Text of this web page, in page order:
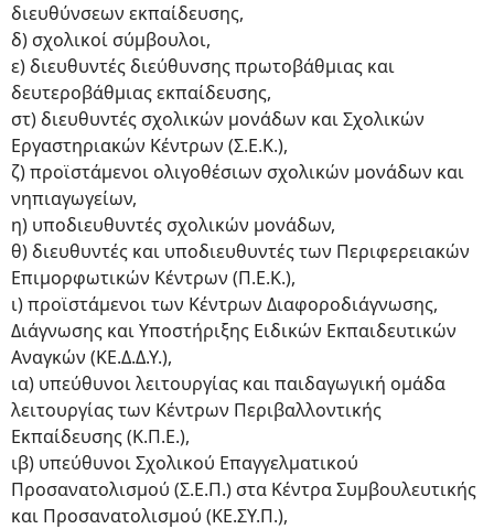
διευθύνσεων εκπαίδευσης,
δ) σχολικοί σύμβουλοι,
ε) διευθυντές διεύθυνσης πρωτοβάθμιας και
δευτεροβάθμιας εκπαίδευσης,
στ) διευθυντές σχολικών μονάδων και Σχολικών
Εργαστηριακών Κέντρων (Σ.Ε.Κ.),
ζ) προϊστάμενοι ολιγοθέσιων σχολικών μονάδων και
νηπιαγωγείων,
η) υποδιευθυντές σχολικών μονάδων,
θ) διευθυντές και υποδιευθυντές των Περιφερειακών
Επιμορφωτικών Κέντρων (Π.Ε.Κ.),
ι) προϊστάμενοι των Κέντρων Διαφοροδιάγνωσης,
Διάγνωσης και Υποστήριξης Ειδικών Εκπαιδευτικών
Αναγκών (ΚΕ.Δ.Δ.Υ.),
ια) υπεύθυνοι λειτουργίας και παιδαγωγική ομάδα
λειτουργίας των Κέντρων Περιβαλλοντικής
Εκπαίδευσης (Κ.Π.Ε.),
ιβ) υπεύθυνοι Σχολικού Επαγγελματικού
Προσανατολισμού (Σ.Ε.Π.) στα Κέντρα Συμβουλευτικής
και Προσανατολισμού (ΚΕ.ΣΥ.Π.),